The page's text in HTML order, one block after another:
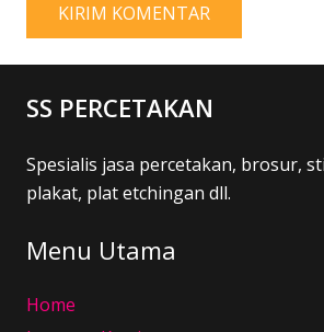
KIRIM KOMENTAR
SS PERCETAKAN
Spesialis jasa percetakan, brosur,
plakat, plat etchingan dll.
Menu Utama
Home